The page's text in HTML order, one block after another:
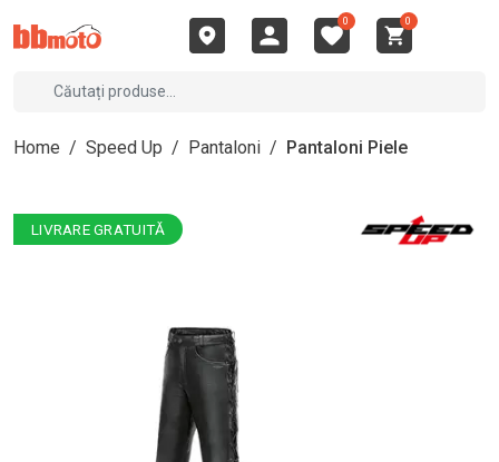
0 0
Home / Speed Up / Pantaloni / Pantaloni Piele
LIVRARE GRATUITĂ